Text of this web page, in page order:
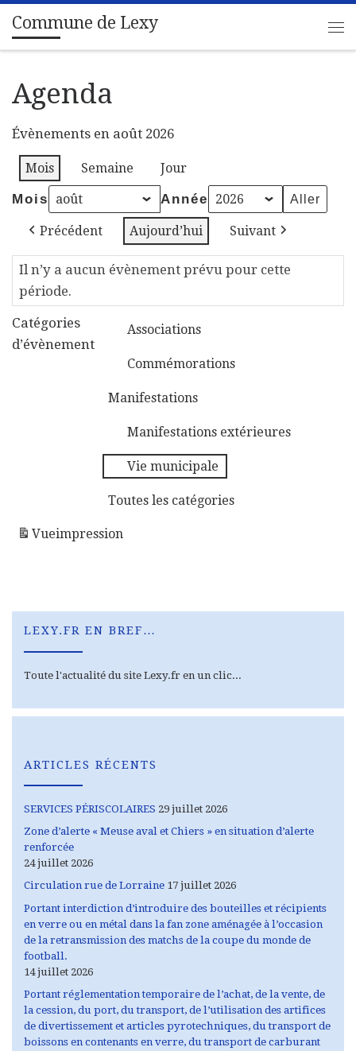
Passer au contenu
Commune de Lexy
Agenda
Évènements en août 2026
Mois Semaine Jour
Mois Année
Précédent Aujourd’hui Suivant
Il n’y a aucun évènement prévu pour cette
période.
Catégories
d’évènement
Associations
Commémorations
Manifestations
Manifestations extérieures
Vie municipale
Toutes les catégories
Vueimpression
LEXY.FR EN BREF…
Toute l'actualité du site Lexy.fr en un clic...
ARTICLES RÉCENTS
SERVICES PÉRISCOLAIRES 29 juillet 2026
Zone d’alerte « Meuse aval et Chiers » en situation d’alerte
renforcée
24 juillet 2026
Circulation rue de Lorraine 17 juillet 2026
Portant interdiction d’introduire des bouteilles et récipients
en verre ou en métal dans la fan zone aménagée à l’occasion
de la retransmission des matchs de la coupe du monde de
football.
14 juillet 2026
Portant réglementation temporaire de l’achat, de la vente, de
la cession, du port, du transport, de l’utilisation des artifices
de divertissement et articles pyrotechniques, du transport de
boissons en contenants en verre, du transport de carburant